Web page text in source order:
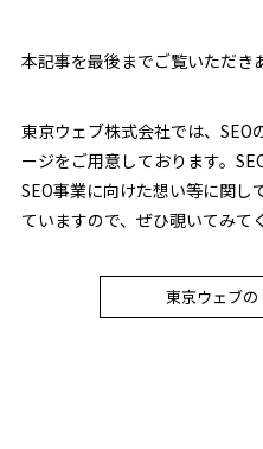
本記事を最後までご覧いただき
東京ウェブ株式会社では、
ージをご用意しております。
SEO事業に向けた想い等に関し
ていますので、ぜひ覗いてみて
東京ウェブ